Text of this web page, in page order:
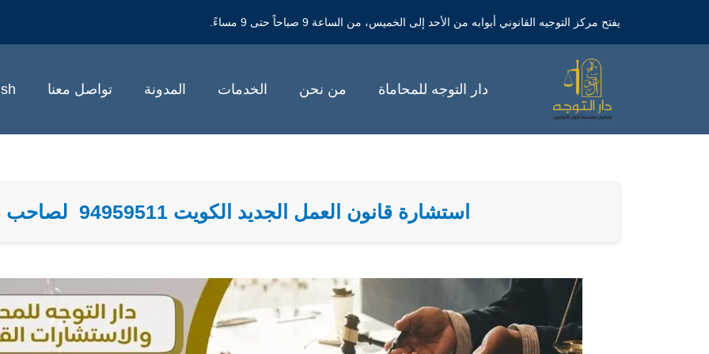
يفتح مركز التوجيه القانوني أبوابه من الأحد إلى الخميس، من الساعة 9 صباحاً حتى 9 مساءً.
دار التوجه للمحاماة من نحن الخدمات المدونة تواصل معنا
استشارة قانون العمل الجديد الكويت 94959511 لصاحب العمل والعامل